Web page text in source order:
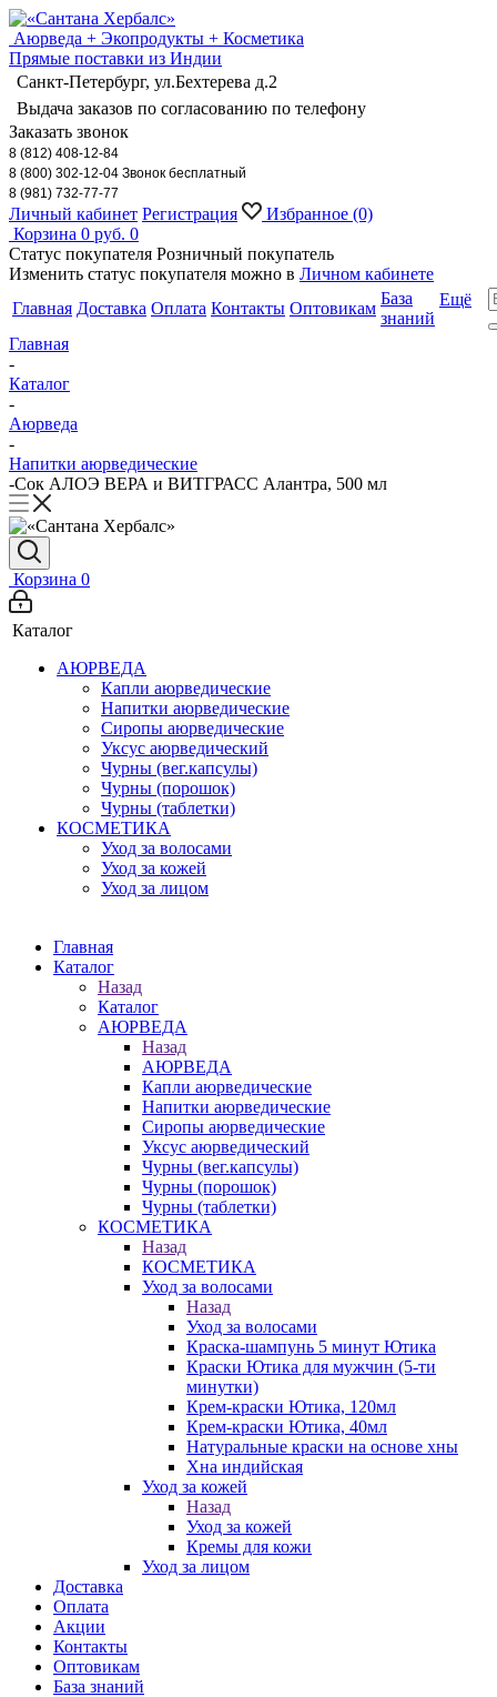
Аюрведа + Экопродукты + Косметика
Прямые поставки из Индии
Санкт-Петербург, ул.Бехтерева д.2
Выдача заказов по согласованию по телефону
Заказать звонок
8 (812) 408-12-84
8 (800) 302-12-04 Звонок бесплатный
8 (981) 732-77-77
Личный кабинет Регистрация Избранное (0)
Корзина 0 руб. 0
Статус покупателя Розничный покупатель
Изменить статус покупателя можно в Личном кабинете
Главная Доставка Оплата Контакты Оптовикам
База
знаний
Ещё
Главная
-
Каталог
-
Аюрведа
-
Напитки аюрведические
-Сок АЛОЭ ВЕРА и ВИТГРАСС Алантра, 500 мл
Корзина 0
Каталог
АЮРВЕДА
Капли аюрведические
Напитки аюрведические
Сиропы аюрведические
Уксус аюрведический
Чурны (вег.капсулы)
Чурны (порошок)
Чурны (таблетки)
КОСМЕТИКА
Уход за волосами
Уход за кожей
Уход за лицом
Главная
Каталог
Назад
Каталог
АЮРВЕДА
Назад
АЮРВЕДА
Капли аюрведические
Напитки аюрведические
Сиропы аюрведические
Уксус аюрведический
Чурны (вег.капсулы)
Чурны (порошок)
Чурны (таблетки)
КОСМЕТИКА
Назад
КОСМЕТИКА
Уход за волосами
Назад
Уход за волосами
Краска-шампунь 5 минут Ютика
Краски Ютика для мужчин (5-ти
минутки)
Крем-краски Ютика, 120мл
Крем-краски Ютика, 40мл
Натуральные краски на основе хны
Хна индийская
Уход за кожей
Назад
Уход за кожей
Кремы для кожи
Уход за лицом
Доставка
Оплата
Акции
Контакты
Оптовикам
База знаний